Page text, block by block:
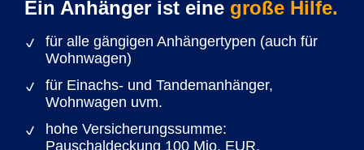
Ein Anhänger ist eine große Hilfe.
für alle gängigen Anhängertypen (auch für
Wohnwagen)
für Einachs- und Tandemanhänger,
Wohnwagen uvm.
hohe Versicherungssumme:
Pauschaldeckung 100 Mio. EUR,